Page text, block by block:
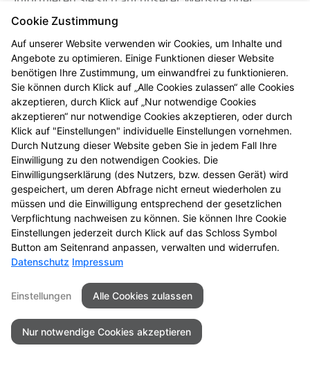
besuchen Sie uns direkt vor Ort. Wir freuen uns auf
Seitenübersicht Kontakt
Impressum
Datenschutz
© 2026 Marien Apotheke - Mannheim
Cookie Zustimmung
Auf unserer Website verwenden wir Cookies, um Inhalte und
Angebote zu optimieren. Einige Funktionen dieser Website
benötigen Ihre Zustimmung, um einwandfrei zu funktionieren.
Sie können durch Klick auf „Alle Cookies zulassen“ alle Cookies
akzeptieren, durch Klick auf „Nur notwendige Cookies
akzeptieren“ nur notwendige Cookies akzeptieren, oder durch
Klick auf "Einstellungen" individuelle Einstellungen vornehmen.
Durch Nutzung dieser Website geben Sie in jedem Fall Ihre
Einwilligung zu den notwendigen Cookies. Die
Einwilligungserklärung (des Nutzers, bzw. dessen Gerät) wird
gespeichert, um deren Abfrage nicht erneut wiederholen zu
müssen und die Einwilligung entsprechend der gesetzlichen
Verpflichtung nachweisen zu können. Sie können Ihre Cookie
Einstellungen jederzeit durch Klick auf das Schloss Symbol
Button am Seitenrand anpassen, verwalten und widerrufen.
Datenschutz Impressum
Einstellungen Alle Cookies zulassen
Nur notwendige Cookies akzeptieren